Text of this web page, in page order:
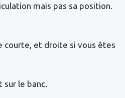
mais pas sa position.
courte, et droite si vous êtes
sur le banc.